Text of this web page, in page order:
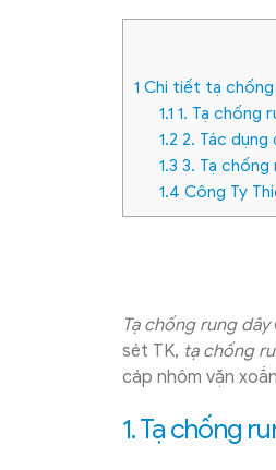
1 Chi tiết tạ chống
1.1 1. Tạ chống
1.2 2. Tác
1.3 3. Tạ chống
1.4 Công Ty
Tạ chống rung dây
sét TK, tạ chống
cáp nhôm vặn
1.Tạ chống